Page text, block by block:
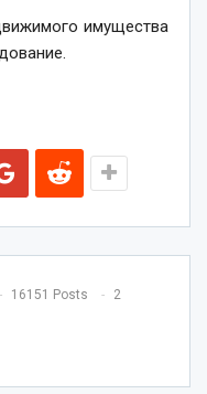
имущества
16151 Posts 2